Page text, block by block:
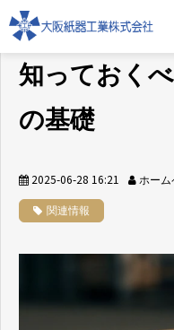
知っておく
の基礎
2025-06-28 16:21 ホーム
関連情報